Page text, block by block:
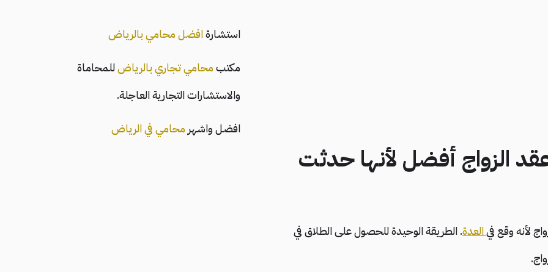
الزواج أفضل لأنها حدثت
لأنه وقع فيالعدة. الطريقة الوحيدة للحصول على الطلاق في
استشارةافضل محامي بالرياض
مكتبمحامي تجاري بالرياضللمحاماة
والاستشارات التجارية العاجلة.
افضل واشهر محامي في الرياض